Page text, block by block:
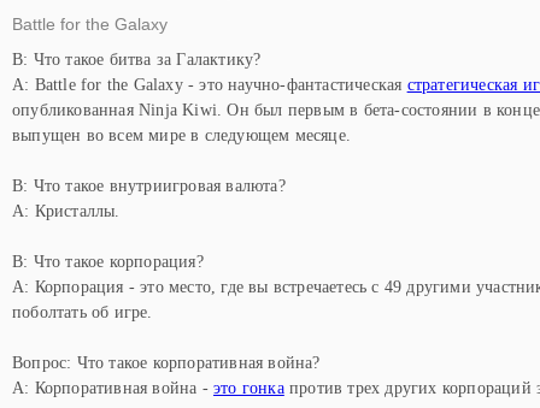
Battle for the Galaxy
В: Что такое битва за Галактику?
A: Battle for the Galaxy - это научно-фантастическая стратегическая
опубликованная Ninja Kiwi. Он был первым в бета-состоянии в
выпущен во всем мире в следующем месяце.
В: Что такое внутриигровая валюта?
A: Кристаллы.
В: Что такое корпорация?
A: Корпорация - это место, где вы встречаетесь с 49 другими
поболтать об игре.
Вопрос: Что такое корпоративная война?
A: Корпоративная война - это гонкапротив трех других